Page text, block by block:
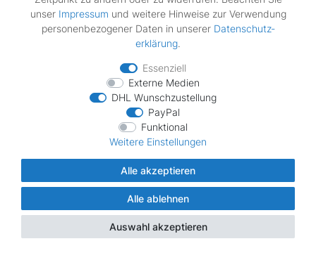
WTS86511NL/08
WTS86511SN/08
WTS86511TR/08
WTS86512FF/05
WTS86512FF/13
WTS86512NL/05
unser Impressum und weitere Hinweise zur Verwendung
personenbezogener Daten in unserer Daten­schutz­
erklärung.
Essenziell
Externe Medien
DHL Wunschzustellung
PayPal
Funktional
Weitere Einstellungen
Alle akzeptieren
Alle ablehnen
Auswahl akzeptieren